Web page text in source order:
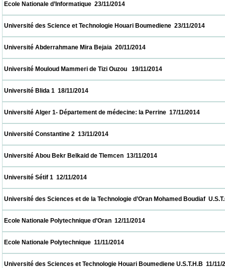
Ecole Nationale d’Informatique  23/11/2014
Université des Science et Technologie Houari Boumediene  23/
Université Abderrahmane Mira Bejaia  20/11/2014
Université Mouloud Mammeri de Tizi Ouzou   19/11/2014
Université Blida 1  18/11/2014
Université Alger 1- Département de médecine: la Perrine  17/
Université Constantine 2  13/11/2014
Université Abou Bekr Belkaid de Tlemcen  13/11/2014
Université Sétif 1  12/11/2014
Université des Sciences et de la Technologie d’Oran Mohamed
Ecole Nationale Polytechnique d’Oran  12/11/2014
Ecole Nationale Polytechnique  11/11/2014
Université des Sciences et Technologie Houari Boumediene